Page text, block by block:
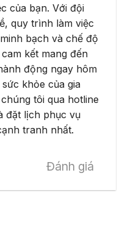
của bạn. Với đội
quy trình làm việc
bạch và chế độ
kết mang đến
động ngay hôm
khỏe của gia
tôi qua hotline
đặt lịch phục vụ
tranh nhất.
Đánh giá